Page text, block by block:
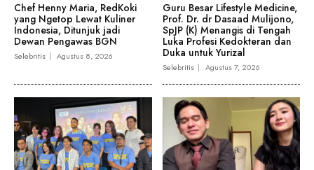
Chef Henny Maria, RedKoki
yang Ngetop Lewat Kuliner
Indonesia, Ditunjuk jadi
Dewan Pengawas BGN
Selebritis Agustus 8, 2026
Guru Besar Lifestyle Medicine,
Prof. Dr. dr Dasaad Mulijono,
SpJP (K) Menangis di Tengah
Luka Profesi Kedokteran dan
Duka untuk Yurizal
Selebritis Agustus 7, 2026